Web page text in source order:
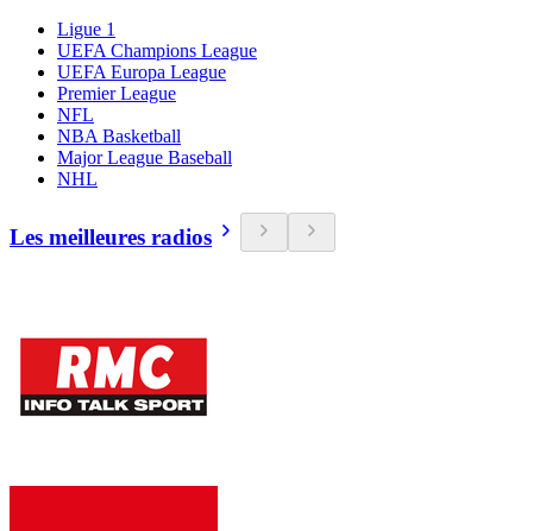
Ligue 1
UEFA Champions League
UEFA Europa League
Premier League
NFL
NBA Basketball
Major League Baseball
NHL
Les meilleures radios